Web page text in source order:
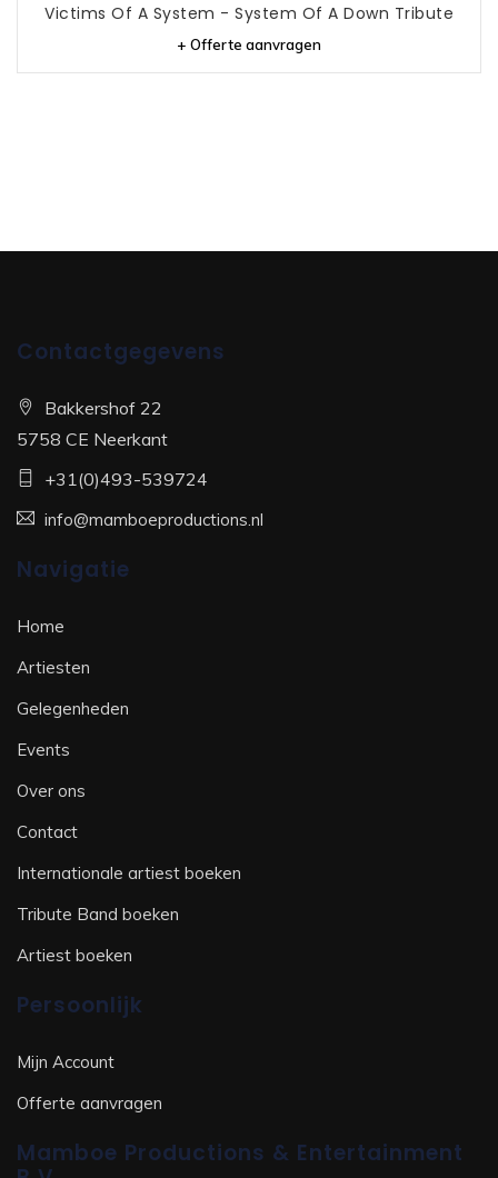
Victims Of A System - System Of A Down Tribute
+ Offerte aanvragen
Contactgegevens
Bakkershof 22
5758 CE Neerkant
+31(0)493-539724
info@mamboeproductions.nl
Navigatie
Home
Artiesten
Gelegenheden
Events
Over ons
Contact
Internationale artiest boeken
Tribute Band boeken
Artiest boeken
Persoonlijk
Mijn Account
Offerte aanvragen
Mamboe Productions & Entertainment